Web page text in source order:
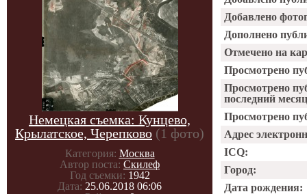
Немецкая съемка: Кунцево,
Крылатское, Черепково (1 фото)
Категория: Москва
Автор поста: Скилеф
Год съемки: 1942
Дата: 25.06.2018 06:06
Добавлено
Дополнено
Отмечено на
Просмотрено
Просмотрено
последний
Просмотрено
Адрес
ICQ:
Город:
Дата рождения: